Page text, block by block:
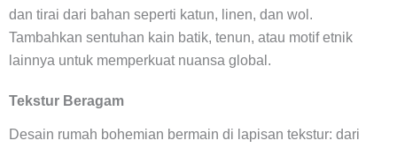
dan tirai dari bahan seperti katun, linen, dan wol.
Tambahkan sentuhan kain batik, tenun, atau motif etnik
lainnya untuk memperkuat nuansa global.
Tekstur Beragam
Desain rumah bohemian bermain di lapisan tekstur: dari